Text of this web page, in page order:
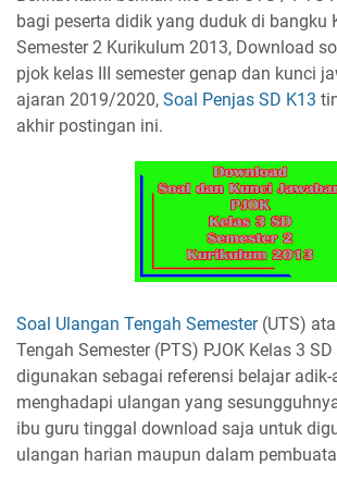
bagi peserta didik yang duduk di bangku
Semester 2 Kurikulum 2013, Download
pjok kelas III semester genap dan kunci
ajaran 2019/2020, Soal Penjas SD K13
akhir postingan ini.
Soal Ulangan Tengah Semester(UTS)
Tengah Semester (PTS) PJOK Kelas 3
digunakan sebagai referensi belajar adik-
menghadapi ulangan yang
ibu guru tinggal download saja untuk
ulangan harian maupun dalam